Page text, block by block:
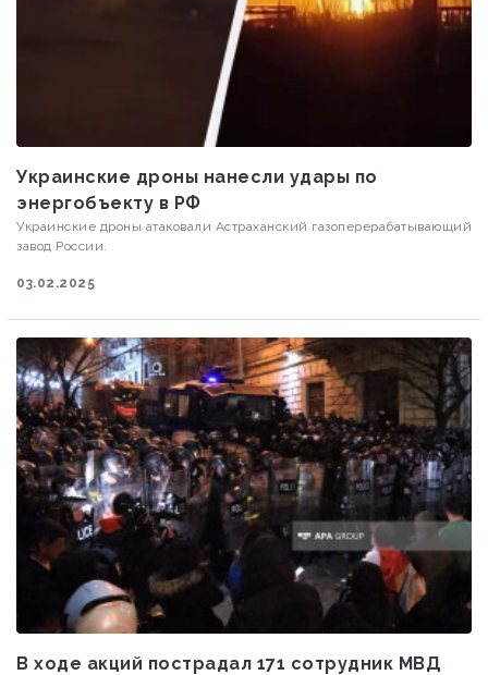
Украинские дроны нанесли удары по
энергобъекту в РФ
Украинские дроны атаковали Астраханский газоперерабатывающий
завод России.
03.02.2025
В ходе акций пострадал 171 сотрудник МВД